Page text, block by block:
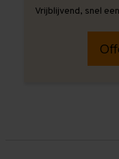
Vrijblijvend, snel